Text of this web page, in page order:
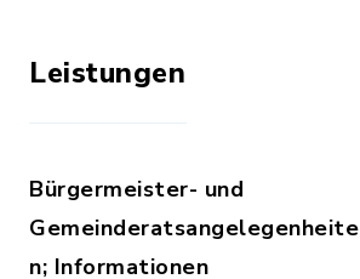
Leistungen
Bürgermeister- und
Gemeinderatsangelegenheite
n; Informationen